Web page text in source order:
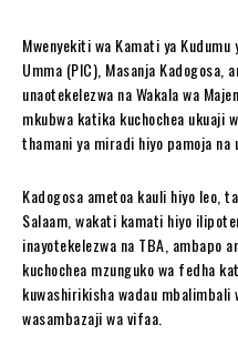
Mwenyekiti wa Kamati ya
Umma (PIC), Masanja Kadogosa,
unaotekelezwa na Wakala wa
mkubwa katika kuchochea ukuaji
thamani ya miradi hiyo pamoja na
Kadogosa ametoa kauli hiyo leo,
Salaam, wakati kamati hiyo
inayotekelezwa na TBA, ambapo
kuchochea mzunguko wa fedha
kuwashirikisha wadau
wasambazaji wa vifaa.